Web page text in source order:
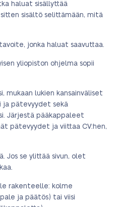
haluat sisällyttää
sisältö selittämään, mitä
jonka haluat saavuttaa.
yliopiston ohjelma sopii
mukaan lukien kansainväliset
ja pätevyydet sekä
Järjestä pääkappaleet
pätevyydet ja viittaa CV:hen,
Jos se ylittää sivun, olet
rakenteelle: kolme
ja päätös) tai viisi